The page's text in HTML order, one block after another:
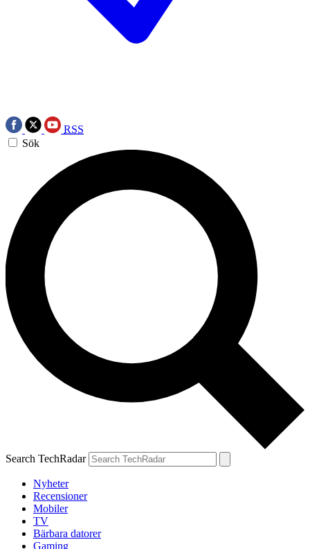
RSS
Sök
Search TechRadar
Nyheter
Recensioner
Mobiler
TV
Bärbara datorer
Gaming